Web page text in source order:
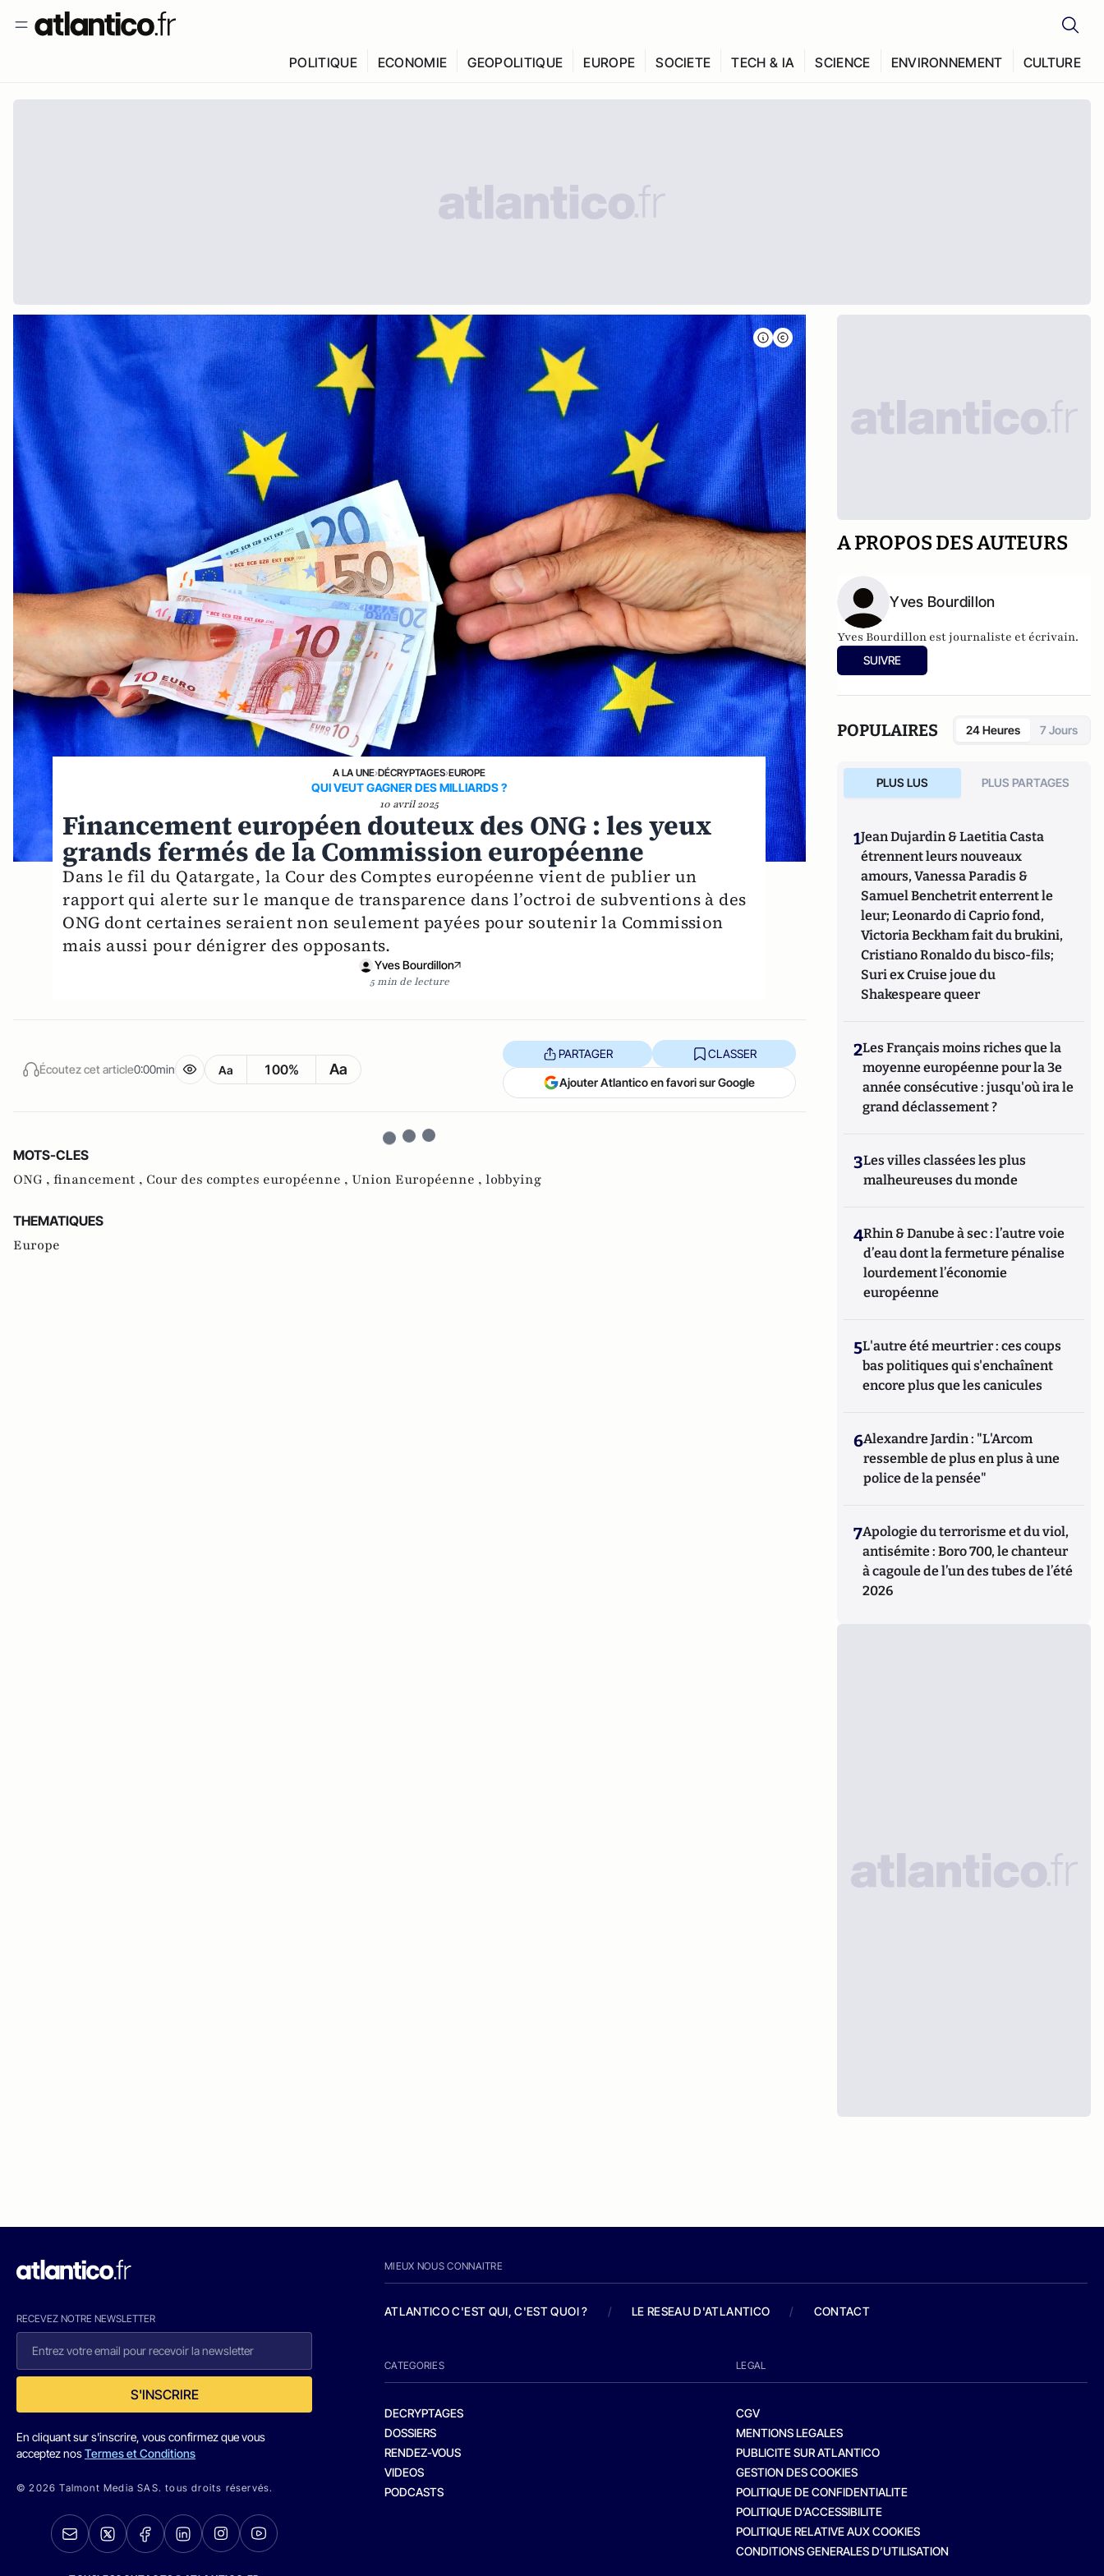
POLITIQUE ECONOMIE GEOPOLITIQUE EUROPE SOCIETE TECH & IA SCIENCE ENVIRONNEMENT CULTURE
A LA UNE›DÉCRYPTAGES›EUROPE
QUI VEUT GAGNER DES MILLIARDS ?
10 avril 2025
Financement européen douteux des ONG : les yeux
grands fermés de la Commission européenne
Dans le fil du Qatargate, la Cour des Comptes européenne vient de publier un
rapport qui alerte sur le manque de transparence dans l’octroi de subventions à des
ONG dont certaines seraient non seulement payées pour soutenir la Commission
mais aussi pour dénigrer des opposants.
Yves Bourdillon
5 min de lecture
Écoutez cet article0:00min Aa 100% Aa
PARTAGER CLASSER
Ajouter Atlantico en favori sur Google
MOTS-CLES
ONG , financement , Cour des comptes européenne , Union Européenne , lobbying
THEMATIQUES
Europe
A PROPOS DES AUTEURS
Yves Bourdillon
Yves Bourdillon est journaliste et écrivain.
SUIVRE
POPULAIRES 24 Heures 7 Jours
PLUS LUS PLUS PARTAGES
1Jean Dujardin & Laetitia Casta
étrennent leurs nouveaux
amours, Vanessa Paradis &
Samuel Benchetrit enterrent le
leur; Leonardo di Caprio fond,
Victoria Beckham fait du brukini,
Cristiano Ronaldo du bisco-fils;
Suri ex Cruise joue du
Shakespeare queer
2Les Français moins riches que la
moyenne européenne pour la 3e
année consécutive : jusqu'où ira le
grand déclassement ?
3Les villes classées les plus
malheureuses du monde
4Rhin & Danube à sec : l’autre voie
d’eau dont la fermeture pénalise
lourdement l’économie
européenne
5L'autre été meurtrier : ces coups
bas politiques qui s'enchaînent
encore plus que les canicules
6Alexandre Jardin : "L'Arcom
ressemble de plus en plus à une
police de la pensée"
7Apologie du terrorisme et du viol,
antisémite : Boro 700, le chanteur
à cagoule de l’un des tubes de l’été
2026
RECEVEZ NOTRE NEWSLETTER
S'INSCRIRE
En cliquant sur s'inscrire, vous confirmez que vous
acceptez nosTermes et Conditions
© 2026 Talmont Media SAS. tous droits réservés.
MIEUX NOUS CONNAITRE
ATLANTICO C'EST QUI, C'EST QUOI ? / LE RESEAU D'ATLANTICO / CONTACT
CATEGORIES
DECRYPTAGES
DOSSIERS
RENDEZ-VOUS
VIDEOS
PODCASTS
LEGAL
CGV
MENTIONS LEGALES
PUBLICITE SUR ATLANTICO
GESTION DES COOKIES
POLITIQUE DE CONFIDENTIALITE
POLITIQUE D’ACCESSIBILITE
POLITIQUE RELATIVE AUX COOKIES
CONDITIONS GENERALES D’UTILISATION